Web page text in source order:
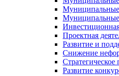
Муниципальные
Проектная
Развитие и
Снижение
Развитие